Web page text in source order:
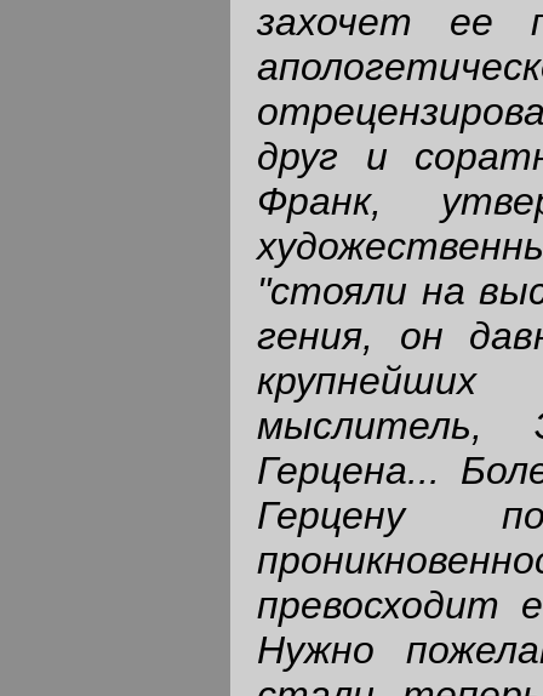
захочет ее
друг и
Франк,
"стояли на
гения, он
Герцена...
Герцену
превосходит
Нужно